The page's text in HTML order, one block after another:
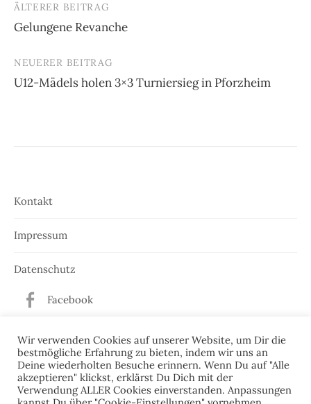
Beitrags-
Navigation
ÄLTERER BEITRAG
Gelungene Revanche
NEUERER BEITRAG
U12-Mädels holen 3×3 Turniersieg in Pforzheim
Kontakt
Impressum
Datenschutz
Facebook
Twitter
Wir verwenden Cookies auf unserer Website, um Dir die
bestmögliche Erfahrung zu bieten, indem wir uns an
Deine wiederholten Besuche erinnern. Wenn Du auf "Alle
akzeptieren" klickst, erklärst Du Dich mit der
Verwendung ALLER Cookies einverstanden. Anpassungen